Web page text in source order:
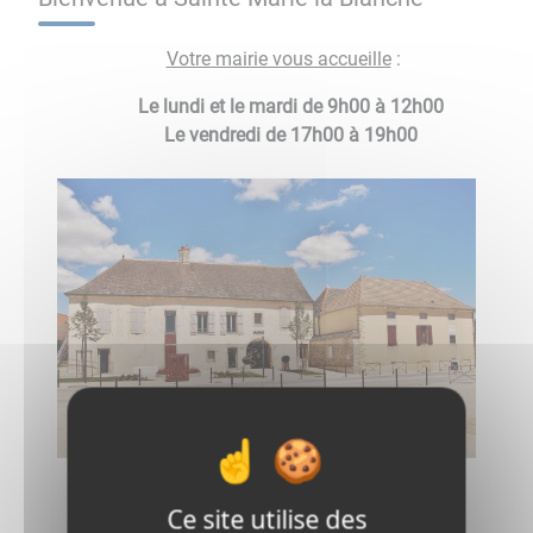
Votre mairie vous accueille:
Le lundi et le mardi de 9h00 à 12h00
​​​​​​​Le vendredi de 17h00 à 19h00
Ce site utilise des